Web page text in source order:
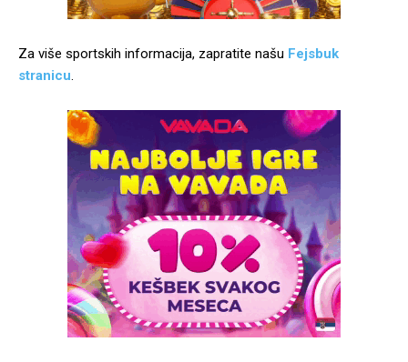
Za više sportskih informacija, zapratite našu Fejsbuk
stranicu.